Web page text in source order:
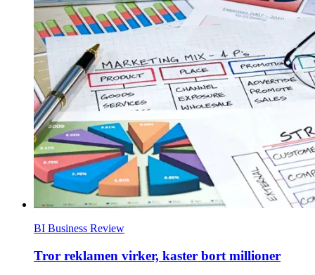
BI Business Review
Tror reklamen virker, kaster bort millioner